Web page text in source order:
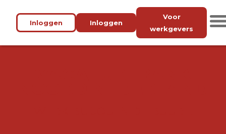
Inloggen Inloggen
Voor
werkgevers